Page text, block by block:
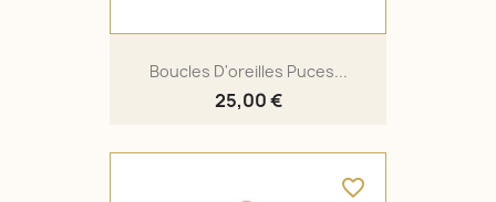
Boucles D'oreilles Puces...
25,00 €
favorite_border